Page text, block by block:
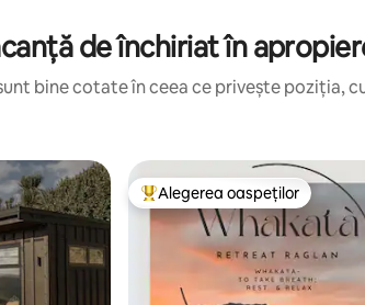
de închiriat în
bine cotate în ceea ce privește poziția,
Locuință din topul categoriei
Alegerea oaspeților